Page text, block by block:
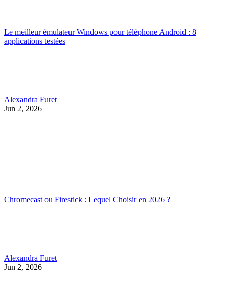
Le meilleur émulateur Windows pour téléphone Android : 8
applications testées
Alexandra Furet
Jun 2, 2026
Chromecast ou Firestick : Lequel Choisir en 2026 ?
Alexandra Furet
Jun 2, 2026